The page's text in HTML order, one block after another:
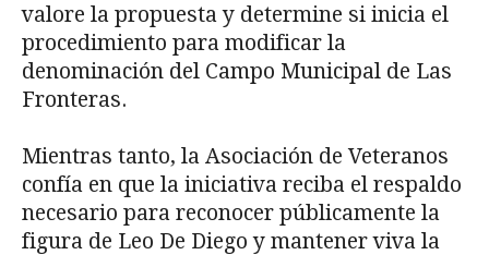
valore la propuesta y determine si inicia el
procedimiento para modificar la
denominación del Campo Municipal de Las
Fronteras.
Mientras tanto, la Asociación de Veteranos
confía en que la iniciativa reciba el respaldo
necesario para reconocer públicamente la
figura de Leo De Diego y mantener viva la